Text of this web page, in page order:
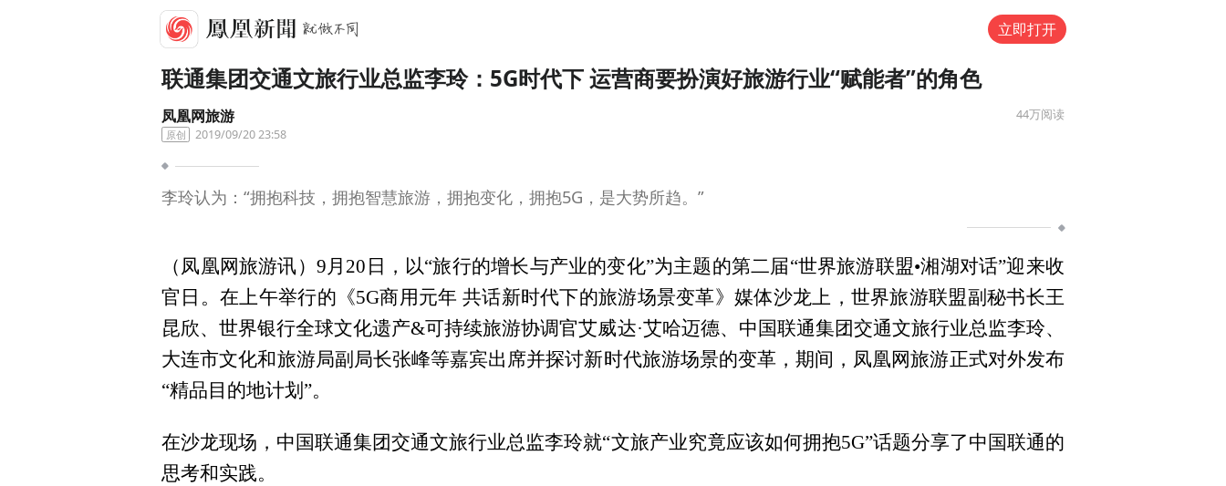
立即打开
联通集团交通文旅行业总监李玲：5G时代下 运营商要扮演好旅游行业“赋能者”的角色
凤凰网旅游
原创 2019/09/20 23:58
44万阅读
李玲认为：“拥抱科技，拥抱智慧旅游，拥抱变化，拥抱5G，是大势所趋。”
（凤凰网旅游讯）9月20日，以“旅行的增长与产业的变化”为主题的第二届“世界旅游联盟•湘湖对话”迎来收
官日。在上午举行的《5G商用元年 共话新时代下的旅游场景变革》媒体沙龙上，世界旅游联盟副秘书长王
昆欣、世界银行全球文化遗产&可持续旅游协调官艾威达·艾哈迈德、中国联通集团交通文旅行业总监李玲、
大连市文化和旅游局副局长张峰等嘉宾出席并探讨新时代旅游场景的变革，期间，凤凰网旅游正式对外发布
“精品目的地计划”。
在沙龙现场，中国联通集团交通文旅行业总监李玲就“文旅产业究竟应该如何拥抱5G”话题分享了中国联通的
思考和实践。